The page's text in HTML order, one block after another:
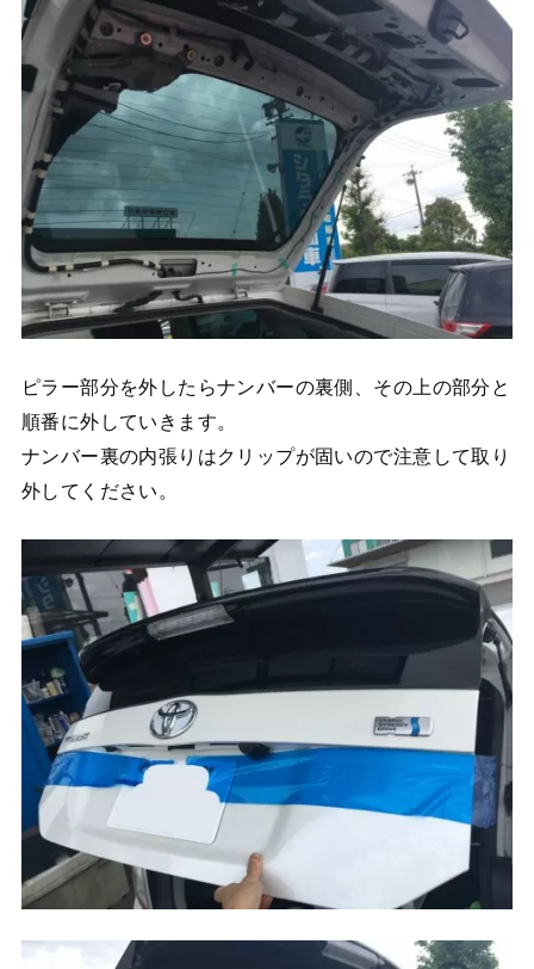
ピラー部分を外したらナンバーの裏側、その上の部分と
順番に外していきます。
ナンバー裏の内張りはクリップが固いので注意して取り
外してください。